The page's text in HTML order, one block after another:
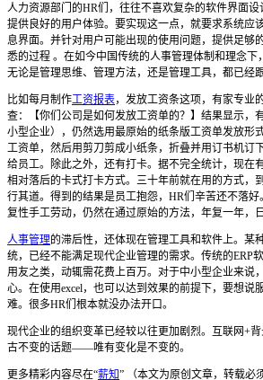
人力资源部门的HR们，往往不喜欢复杂的软件界面设
提供良好的用户体验。要实现这一点，就要求系统应
息界面。并针对用户可能出现的使用问题，提供足够
悉的过程 。在如今中国传统的人事管理体制和理念下
无论是管理思维、管理方法，还是管理工具，都已经
比如每月制作工资报表，发放工资条这项，有家专业
查：【你们公司是如何发放工资单的？】结果显示，
小型企业），仍然选用最原始的纸条版工资单发放形
工资单，然后用剪刀剪成小纸条，折叠并用订书机订
给员工。除此之外，还有打卡。据不完全统计，现在
相对落后的卡式打卡方式。三十年前就在用的方式，
行其道。得到的结果是员工抱怨，HR们辛苦还不落
复性手工劳动，仍然在通过原始的方法，年复一年，
人事管理的滞后性，还体现在管理工具和软件上。某
统，已经不能满足现代企业管理的需求。传统的ERP软
用友之类，动辄需花费上百万。对于中小型企业来说
心。在使用excel，也可以达到效果的前提下，要想说
难。很多HR们根本就没办法开口。
现代企业的组织变革已经较以往更加剧烈。互联网+
古不变的话题——唯有变化是不变的。
更多精彩内容尽在“薪知” （本文为原创文章，转载必